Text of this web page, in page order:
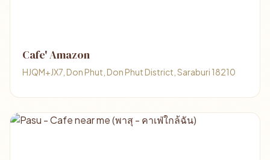
Cafe' Amazon
HJQM+JX7, Don Phut, Don Phut District, Saraburi 18210